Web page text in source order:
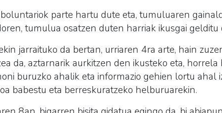
parte hartu dute eta, tumuluaren
tumulua osatzen duten harriak ikusgai gelditu
jarraituko da bertan, urriaren 4ra arte, hain
da, aztarnarik aurkitzen den ikusteko eta, horrela
buruzko ahalik eta informazio gehien lortu ahal
babestu eta berreskuratzeko helburuarekin.